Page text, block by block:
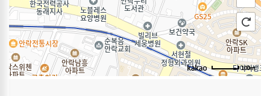
100m